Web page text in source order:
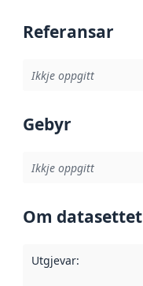
Referansar
Ikkje oppgitt
Gebyr
Ikkje oppgitt
Om datasettet
Utgjevar: